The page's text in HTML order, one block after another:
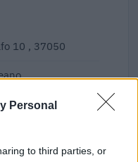
Personal
to third parties, or
10 , 37050